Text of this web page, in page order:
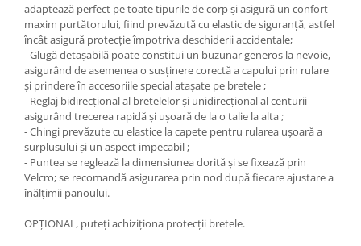
adaptează perfect pe toate tipurile de corp și asigură un confort
maxim purtătorului, fiind prevăzută cu elastic de siguranță, astfel
încât asigură protecție împotriva deschiderii accidentale;
- Glugă detașabilă poate constitui un buzunar generos la nevoie,
asigurând de asemenea o susținere corectă a capului prin rulare
și prindere în accesoriile special atașate pe bretele ;
- Reglaj bidirecțional al bretelelor și unidirecțional al centurii
asigurând trecerea rapidă și ușoară de la o talie la alta ;
- Chingi prevăzute cu elastice la capete pentru rularea ușoară a
surplusului și un aspect impecabil ;
- Puntea se reglează la dimensiunea dorită și se fixează prin
Velcro; se recomandă asigurarea prin nod după fiecare ajustare a
înălțimii panoului.
OPȚIONAL, puteți achiziționa protecții bretele.